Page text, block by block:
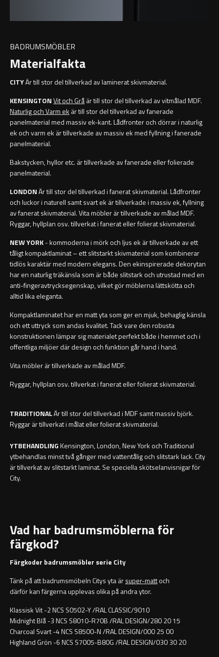
Krokar
Handduksringar
Handduksstänger
Badkarshandtag
Duschkorgar
Hyllor
Sminkspeglar
Toalettborstset
Belysning
Handtag & knoppar
Övriga badrumstillbehör
BADRUMSMÖBLER
Materialfakta
CITYÄr till stor del tillverkad av laminerat skivmaterial.
KENSINGTONVit och Gråär till stor del tillverkad av vitmålad MDF.
Naturlig och Varm ek är till stor del tillverkad av fanerade
panelmaterial med massiv ek-kant. Lådfronter och dörrar i naturlig
ek och varm ek är tillverkade av massiv ek med fyllning i fanerade
panelmaterial.
Bakstycken, hyllor etc. är tillverkade av fanerade eller folierade
panelmaterial.
LONDONÄr till stor del tillverkad i fanerat skivmaterial. Lådfronter
och luckor i naturell samt svart ek är tillverkade i massiv ek, fyllning
av fanerat skivmaterial. Vita möbler är tillverkade av målad MDF.
Ryggar, hyllplan osv. tillverkat i fanerat eller folierat skivmaterial.
NEW YORK- kommoderna i mörk och ljus ek är tillverkade av ett
tåligt kompaktlaminat – ett slitstarkt skivmaterial som kombinerar
tidlös karaktär med modern elegans. Den ekinspirerade dekorytan
har en naturlig träkänsla som är både slitstark och utrustad med en
anti-fingeravtrycksegenskap, vilket gör möblerna lättskötta och
alltid lika eleganta.
Kompaktlaminatet har en matt yta som ger en mjuk, behaglig känsla
och ett uttryck som andas kvalitet. Tack vare den robusta
konstruktionen lämpar sig materialet perfekt både i hemmet och i
offentliga miljöer där design och funktion går hand i hand.
Vita möbler är tillverkade av målad MDF.
Ryggar, hyllplan osv. tillverkat i fanerat eller folierat skivmaterial.
TRADITIONALÄr till stor del tillverkad i MDF samt massiv björk.
Ryggar är tillverkat i målat eller folierat skivmaterial.
YTBEHANDLINGKensington, London, New York och Traditional
ytbehandlas minst två gånger med vattentålig och slitstark lack. City
är tillverkat av slitstarkt laminat. Se speciellaskötselanvisnigar för
City.
Vad har badrumsmöblerna för
färgkod?
Färgkoder badrumsmöbler serie City
Tänk på att badrumsmöbeln Citys yta ärsuper-mattoch
därför kan färgerna upplevas olika på andra ytor.
Klassisk Vit -2 NCS S0502-Y /RAL CLASSIC/9010
Midnight Blå -3 NCS S8010-R70B /RAL DESIGN/280 20 15
Charcoal Svart -4 NCS S8500-N /RAL DESIGN/000 25 00
Highland Grön -6 NCS S7005-B80G /RAL DESIGN/030 30 20